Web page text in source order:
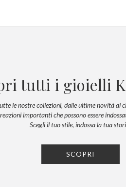
tutti i gioielli
le nostre collezioni, dalle ultime novità ai
importanti che possono essere
Scegli il tuo stile, indossa la tua
SCOPRI